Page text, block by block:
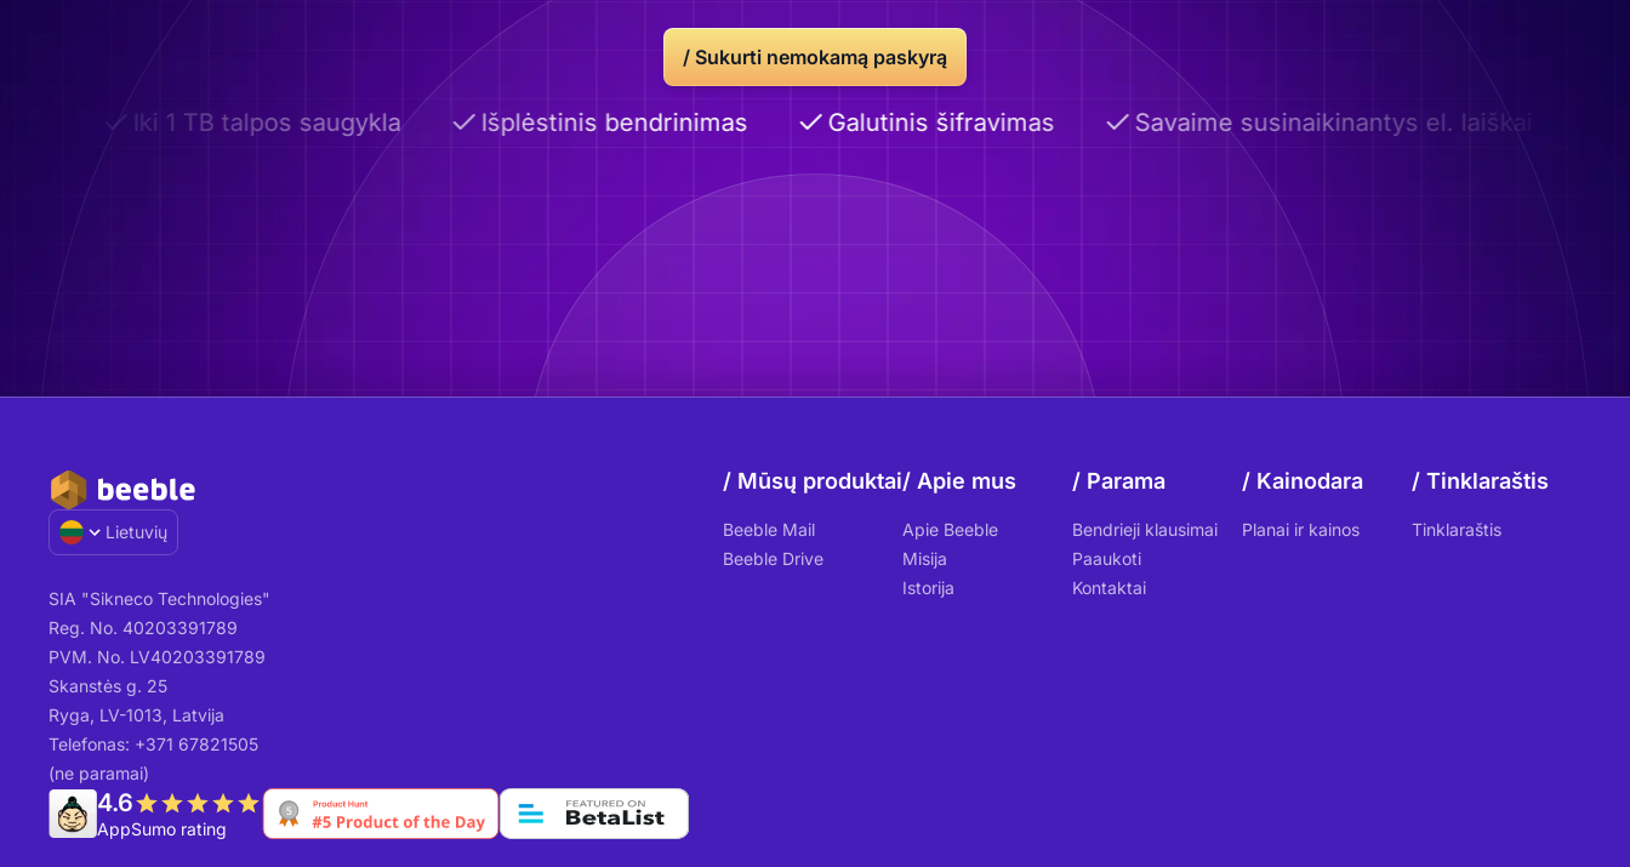
/ Sukurti nemokamą paskyrą
Iki 1 TB talpos saugykla Išplėstinis bendrinimas Galutinis šifravimas Savaime susinaikinantys el. laiškai
Lietuvių
SIA "Sikneco Technologies"
Reg. No. 40203391789
PVM. No. LV40203391789
Skanstės g. 25
Ryga, LV-1013, Latvija
Telefonas: +371 67821505
(ne paramai)
Mūsų produktai
Beeble Mail
Beeble Drive
Apie mus
Apie Beeble
Misija
Istorija
Parama
Bendrieji klausimai
Paaukoti
Kontaktai
Kainodara
Planai ir kainos
Tinklaraštis
Tinklaraštis
4.6
AppSumo rating